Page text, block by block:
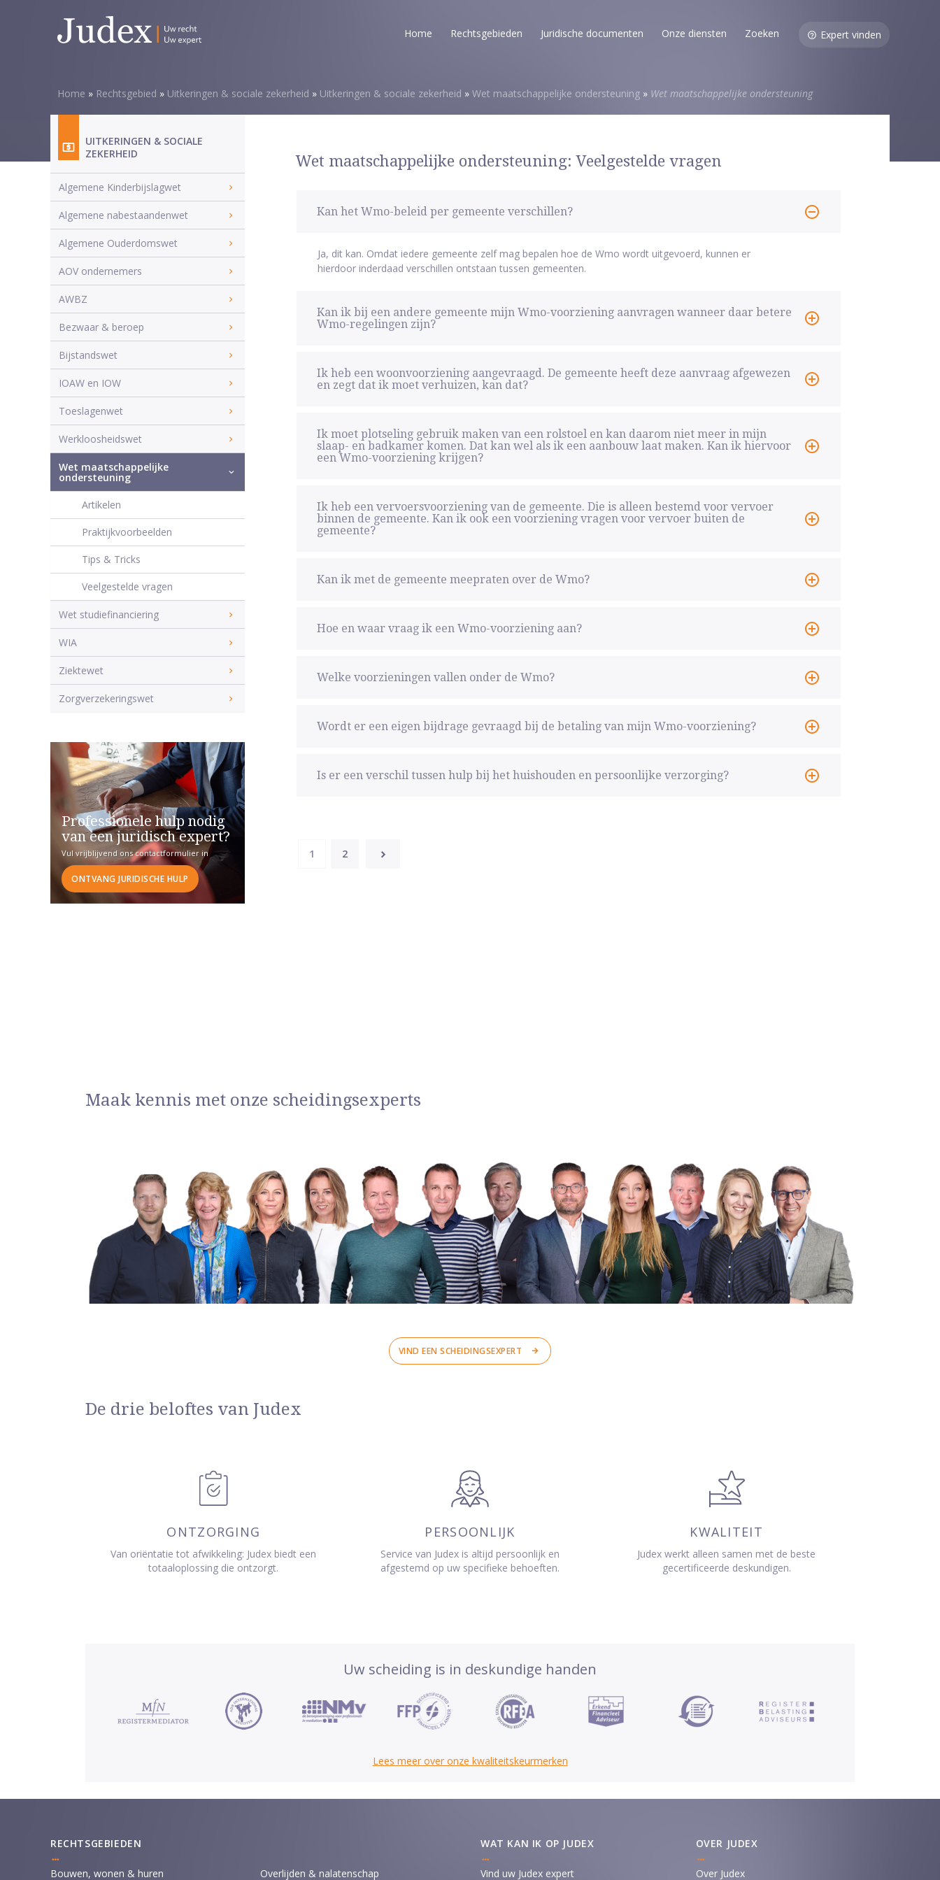
Home Rechtsgebieden Juridische documenten Onze diensten Zoeken Expert vinden
Home » Rechtsgebied » Uitkeringen & sociale zekerheid » Uitkeringen & sociale zekerheid » Wet maatschappelijke ondersteuning » Wet maatschappelijke ondersteuning
Wet maatschappelijke ondersteuning: Veelgestelde vragen
Kan het Wmo-beleid per gemeente verschillen?
Ja, dit kan. Omdat iedere gemeente zelf mag bepalen hoe de Wmo wordt uitgevoerd, kunnen er
hierdoor inderdaad verschillen ontstaan tussen gemeenten.
Kan ik bij een andere gemeente mijn Wmo-voorziening aanvragen wanneer daar betere
Wmo-regelingen zijn?
Ik heb een woonvoorziening aangevraagd. De gemeente heeft deze aanvraag afgewezen
en zegt dat ik moet verhuizen, kan dat?
Ik moet plotseling gebruik maken van een rolstoel en kan daarom niet meer in mijn
slaap- en badkamer komen. Dat kan wel als ik een aanbouw laat maken. Kan ik hiervoor
een Wmo-voorziening krijgen?
Ik heb een vervoersvoorziening van de gemeente. Die is alleen bestemd voor vervoer
binnen de gemeente. Kan ik ook een voorziening vragen voor vervoer buiten de
gemeente?
Kan ik met de gemeente meepraten over de Wmo?
Hoe en waar vraag ik een Wmo-voorziening aan?
Welke voorzieningen vallen onder de Wmo?
Wordt er een eigen bijdrage gevraagd bij de betaling van mijn Wmo-voorziening?
Is er een verschil tussen hulp bij het huishouden en persoonlijke verzorging?
1 2
UITKERINGEN & SOCIALE
ZEKERHEID
Algemene Kinderbijslagwet
Algemene nabestaandenwet
Algemene Ouderdomswet
AOV ondernemers
AWBZ
Bezwaar & beroep
Bijstandswet
IOAW en IOW
Toeslagenwet
Werkloosheidswet
Wet maatschappelijke
ondersteuning
Artikelen
Praktijkvoorbeelden
Tips & Tricks
Veelgestelde vragen
Wet studiefinanciering
WIA
Ziektewet
Zorgverzekeringswet
Professionele hulp nodig
van een juridisch expert?
Vul vrijblijvend ons contactformulier in
ONTVANG JURIDISCHE HULP
Maak kennis met onze scheidingsexperts
VIND EEN SCHEIDINGSEXPERT
De drie beloftes van Judex
ONTZORGING
Van oriëntatie tot afwikkeling: Judex biedt een
totaaloplossing die ontzorgt.
PERSOONLIJK
Service van Judex is altijd persoonlijk en
afgestemd op uw specifieke behoeften.
KWALITEIT
Judex werkt alleen samen met de beste
gecertificeerde deskundigen.
Uw scheiding is in deskundige handen
Lees meer over onze kwaliteitskeurmerken
RECHTSGEBIEDEN
Bouwen, wonen & huren Overlijden & nalatenschap
WAT KAN IK OP JUDEX
Vind uw Judex expert
OVER JUDEX
Over Judex